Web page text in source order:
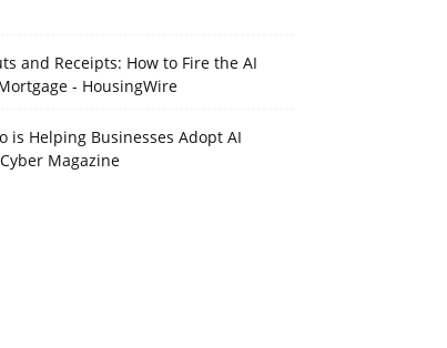
and Receipts: How to Fire the AI
- HousingWire
is Helping Businesses Adopt AI
Magazine